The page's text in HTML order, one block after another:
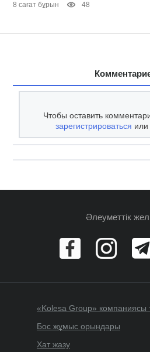
8 сағат бұрын 48
Чтобы оставить
зарегистрироваться
Әлеуметтік
«Kolesa Group» компаниясы
Бос жұмыс орындары
Хат жазу